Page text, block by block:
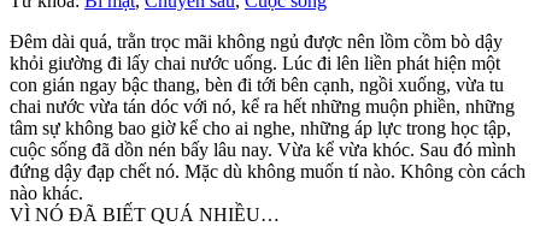
Đêm dài quá, trằn trọc mãi không ngủ được nên lồm cồm bò dậy
khỏi giường đi lấy chai nước uống. Lúc đi lên liền phát hiện một
con gián ngay bậc thang, bèn đi tới bên cạnh, ngồi xuống, vừa tu
chai nước vừa tán dóc với nó, kể ra hết những muộn phiền, những
tâm sự không bao giờ kể cho ai nghe, những áp lực trong học tập,
cuộc sống đã dồn nén bấy lâu nay. Vừa kể vừa khóc. Sau đó mình
đứng dậy đạp chết nó. Mặc dù không muốn tí nào. Không còn cách
nào khác.
VÌ NÓ ĐÃ BIẾT QUÁ NHIỀU…